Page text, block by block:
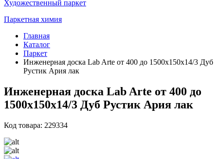
Художественный паркет
Паркетная химия
Главная
Каталог
Паркет
Инженерная доска Lab Arte от 400 до 1500х150х14/3 Дуб
Рустик Ария лак
Инженерная доска Lab Arte от 400 до
1500х150х14/3 Дуб Рустик Ария лак
Код товара: 229334